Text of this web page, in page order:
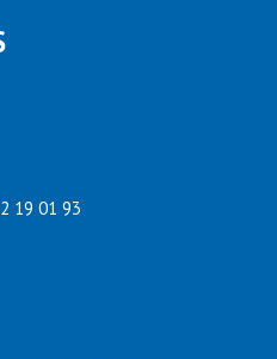
19 01 93